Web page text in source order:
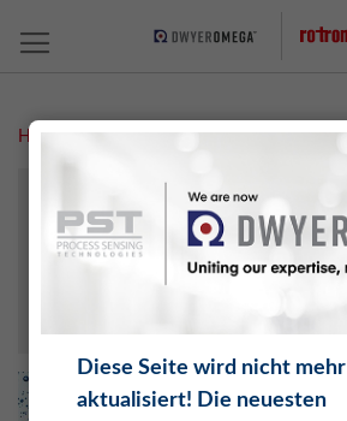
Home Feuchte / Temperatur
ANWENDERGESCHICHTEN
Diese Seite wird nicht mehr
aktualisiert! Die neuesten